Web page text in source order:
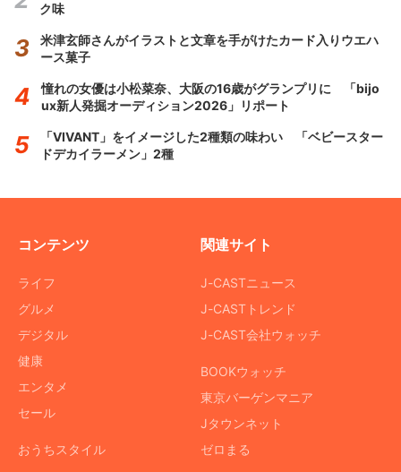
ク味
米津玄師さんがイラストと文章を手がけたカード入りウエハ
ース菓子
憧れの女優は小松菜奈、大阪の16歳がグランプリに 「bijo
ux新人発掘オーディション2026」リポート
「VIVANT」をイメージした2種類の味わい 「ベビースター
ドデカイラーメン」2種
コンテンツ
ライフ
グルメ
デジタル
健康
エンタメ
セール
おうちスタイル
関連サイト
J-CASTニュース
J-CASTトレンド
J-CAST会社ウォッチ
BOOKウォッチ
東京バーゲンマニア
Jタウンネット
ゼロまる